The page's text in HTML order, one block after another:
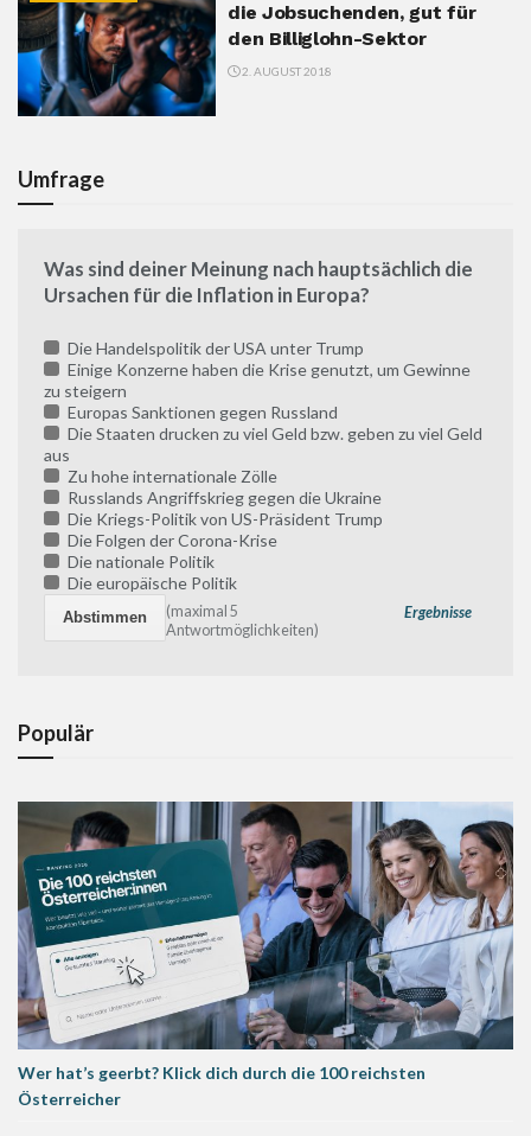
die Jobsuchenden, gut für
den Billiglohn-Sektor
2. AUGUST 2018
Umfrage
Was sind deiner Meinung nach hauptsächlich die
Ursachen für die Inflation in Europa?
Die Handelspolitik der USA unter Trump
Einige Konzerne haben die Krise genutzt, um Gewinne
zu steigern
Europas Sanktionen gegen Russland
Die Staaten drucken zu viel Geld bzw. geben zu viel Geld
aus
Zu hohe internationale Zölle
Russlands Angriffskrieg gegen die Ukraine
Die Kriegs-Politik von US-Präsident Trump
Die Folgen der Corona-Krise
Die nationale Politik
Die europäische Politik
Ergebnisse
(maximal 5
Antwortmöglichkeiten)
Populär
Wer hat’s geerbt? Klick dich durch die 100 reichsten
Österreicher